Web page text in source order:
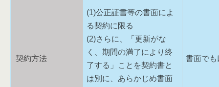
契約方法
(1)公正証書等の書面によ
る契約に限る
(2)さらに、「更新がな
く、期間の満了により終
了する」ことを契約書と
は別に、あらかじめ書面
書面でも